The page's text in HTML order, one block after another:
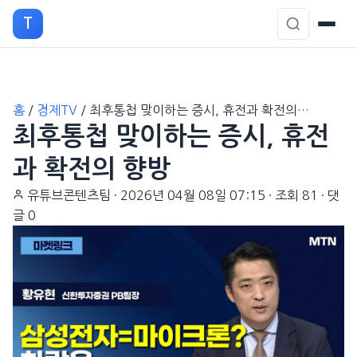
T
홈 / 경제TV / 최후통첩 맞이하는 증시, 휴전과 확전의…
최후통첩 맞이하는 증시, 휴전
과 확전의 향방
유튜브콘텐츠팀 · 2026년 04월 08일 07:15 · 조회 81 · 댓
글 0